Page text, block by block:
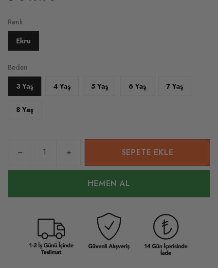
Renk
Ekru
Beden
3 Yaş
4 Yaş 5 Yaş 6 Yaş 7 Yaş
8 Yaş
SEPETE EKLE
HEMEN AL